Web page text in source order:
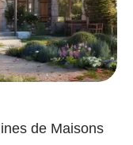
de Maisons